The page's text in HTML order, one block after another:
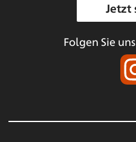
Jetzt
Folgen Sie